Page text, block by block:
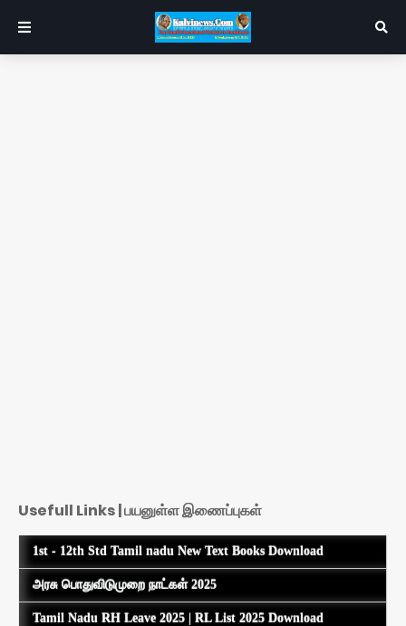
Usefull Links | பயனுள்ள இணைப்புகள்
1st - 12th Std Tamil nadu New Text Books Download
அரசு பொதுவிடுமுறை நாட்கள் 2025
Tamil Nadu RH Leave 2025 | RL List 2025 Download